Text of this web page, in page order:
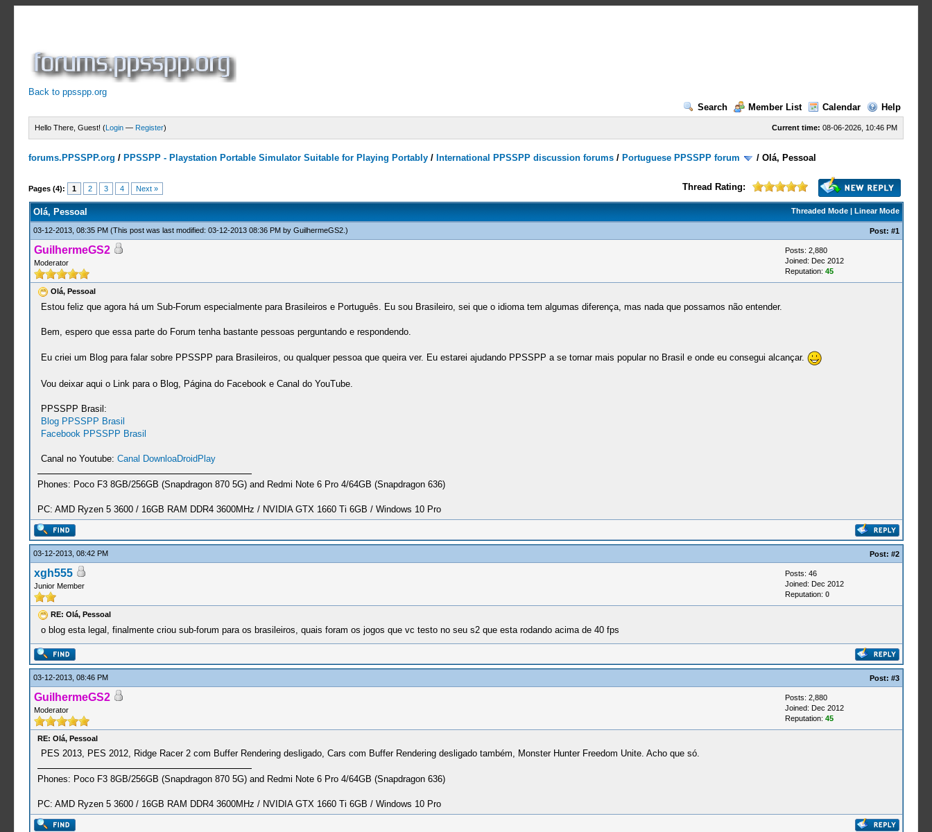
Back to ppsspp.org
Search
Member List Calendar Help
Current time: 08-06-2026, 10:46 PM
Hello There, Guest! (Login — Register)
forums.PPSSPP.org / PPSSPP - Playstation Portable Simulator Suitable for Playing Portably / International PPSSPP discussion forums / Portuguese PPSSPP forum /Olá, Pessoal
Pages (4): 1 2 3 4 Next » Thread Rating:
2 Votes - 5 Average
1
2
3
4
5
Threaded Mode| Linear Mode
Olá, Pessoal
03-12-2013, 08:35 PM (This post was last modified: 03-12-2013 08:36 PM by GuilhermeGS2.) Post: #1
GuilhermeGS2
Moderator
Posts: 2,880
Joined: Dec 2012
Reputation: 45
Olá, Pessoal
Estou feliz que agora há um Sub-Forum especialmente para Brasileiros e Português. Eu sou Brasileiro, sei que o idioma tem algumas diferença, mas nada que possamos não entender.
Bem, espero que essa parte do Forum tenha bastante pessoas perguntando e respondendo.
Eu criei um Blog para falar sobre PPSSPP para Brasileiros, ou qualquer pessoa que queira ver. Eu estarei ajudando PPSSPP a se tornar mais popular no Brasil e onde eu consegui alcançar.
Vou deixar aqui o Link para o Blog, Página do Facebook e Canal do YouTube.
PPSSPP Brasil:
Blog PPSSPP Brasil
Facebook PPSSPP Brasil
Canal no Youtube: Canal DownloaDroidPlay
Phones: Poco F3 8GB/256GB (Snapdragon 870 5G) and Redmi Note 6 Pro 4/64GB (Snapdragon 636)
PC: AMD Ryzen 5 3600 / 16GB RAM DDR4 3600MHz / NVIDIA GTX 1660 Ti 6GB / Windows 10 Pro
03-12-2013, 08:42 PM Post: #2
xgh555
Junior Member
Posts: 46
Joined: Dec 2012
Reputation: 0
RE: Olá, Pessoal
o blog esta legal, finalmente criou sub-forum para os brasileiros, quais foram os jogos que vc testo no seu s2 que esta rodando acima de 40 fps
03-12-2013, 08:46 PM Post: #3
GuilhermeGS2
Moderator
Posts: 2,880
Joined: Dec 2012
Reputation: 45
RE: Olá, Pessoal
PES 2013, PES 2012, Ridge Racer 2 com Buffer Rendering desligado, Cars com Buffer Rendering desligado também, Monster Hunter Freedom Unite. Acho que só.
Phones: Poco F3 8GB/256GB (Snapdragon 870 5G) and Redmi Note 6 Pro 4/64GB (Snapdragon 636)
PC: AMD Ryzen 5 3600 / 16GB RAM DDR4 3600MHz / NVIDIA GTX 1660 Ti 6GB / Windows 10 Pro